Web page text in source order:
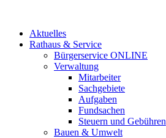
Aktuelles
Rathaus & Service
Bürgerservice ONLINE
Verwaltung
Mitarbeiter
Sachgebiete
Aufgaben
Fundsachen
Steuern und Gebühren
Bauen & Umwelt